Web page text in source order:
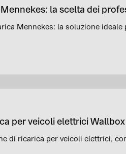
la scelta dei
Mennekes: la soluzione
per veicoli elettrici Wallbox
di ricarica per veicoli elettrici,